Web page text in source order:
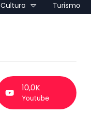
Cultura Turismo
10,0K
Youtube